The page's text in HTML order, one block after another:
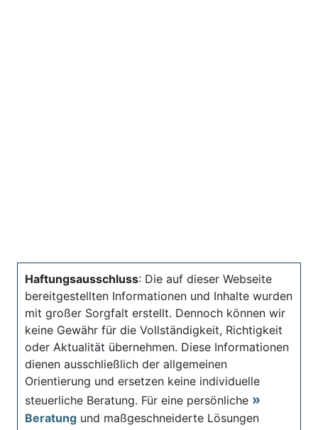
Haftungsausschluss: Die auf dieser Webseite
bereitgestellten Informationen und Inhalte wurden
mit großer Sorgfalt erstellt. Dennoch können wir
keine Gewähr für die Vollständigkeit, Richtigkeit
oder Aktualität übernehmen. Diese Informationen
dienen ausschließlich der allgemeinen
Orientierung und ersetzen keine individuelle
steuerliche Beratung. Für eine persönliche
Beratung und maßgeschneiderte Lösungen